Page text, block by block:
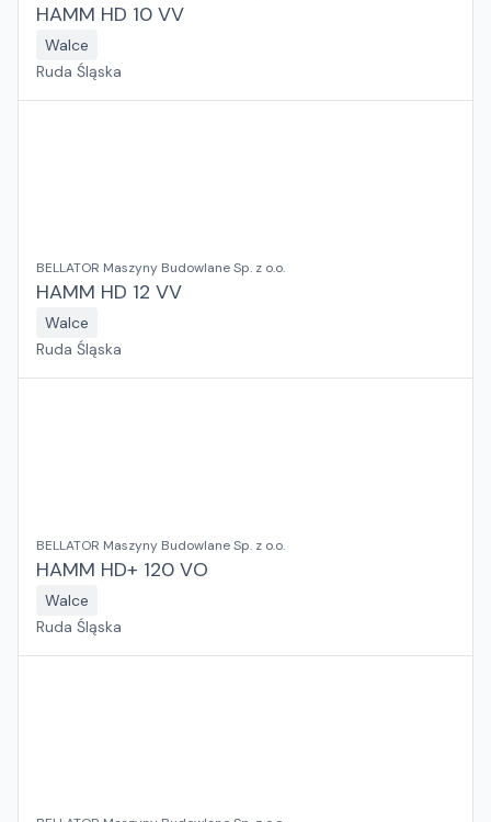
HAMM HD 10 VV
Walce
Ruda Śląska
BELLATOR Maszyny Budowlane Sp. z o.o.
HAMM HD 12 VV
Walce
Ruda Śląska
BELLATOR Maszyny Budowlane Sp. z o.o.
HAMM HD+ 120 VO
Walce
Ruda Śląska